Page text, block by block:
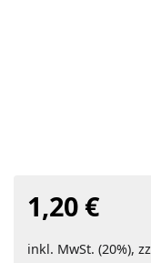
1,20 €
inkl. MwSt. (20%),